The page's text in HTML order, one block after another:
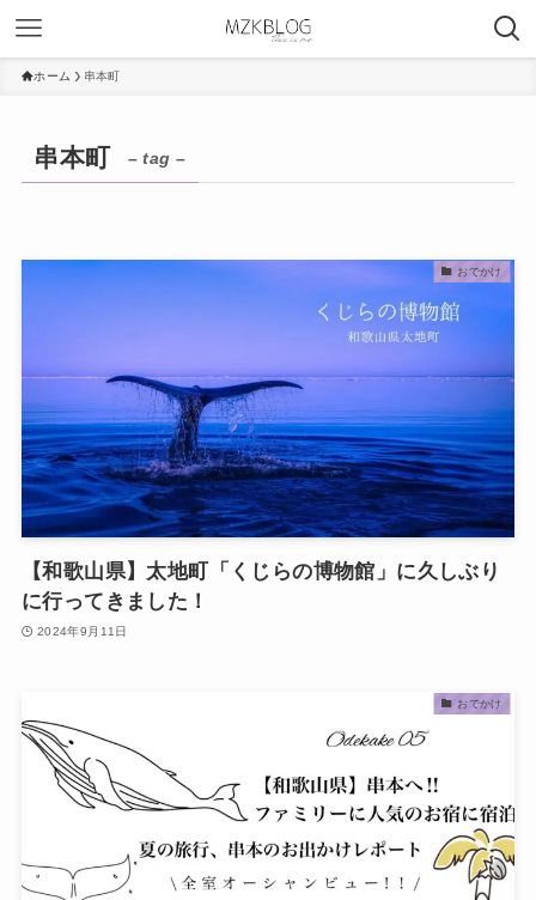
ホーム 串本町
串本町 – tag –
おでかけ
【和歌山県】太地町「くじらの博物館」に久しぶり
に行ってきました！
2024年9月11日
おでかけ